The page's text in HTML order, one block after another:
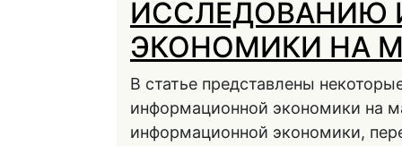
ЭКОНОМИКИ НА
В статье представлены
информационной экономики на
информационной экономики,